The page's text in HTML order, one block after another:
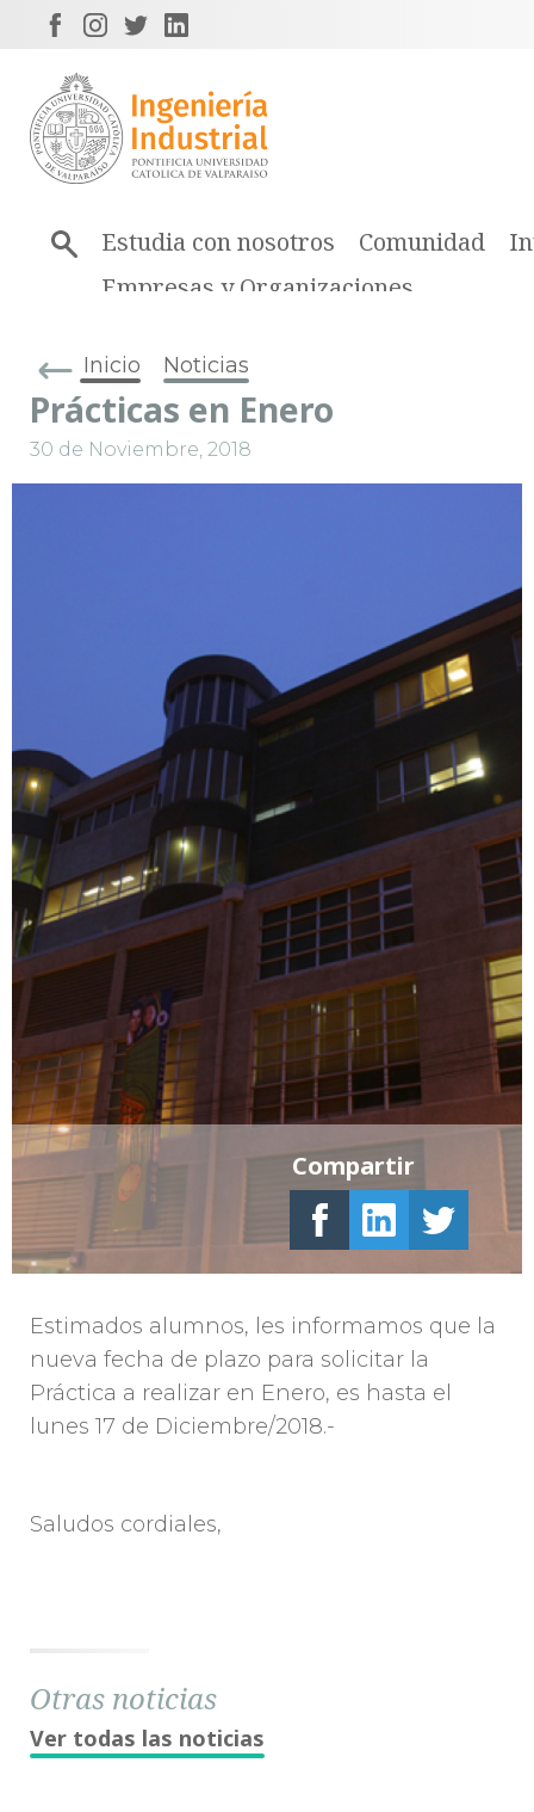
Estudia con nosotros Comunidad
Empresas y Organizaciones
Inicio Noticias
Prácticas en Enero
30 de Noviembre, 2018
Estimados alumnos, les informamos que la
nueva fecha de plazo para solicitar la
Práctica a realizar en Enero, es hasta el
lunes 17 de Diciembre/2018.-
Saludos cordiales,
Compartir
Otras noticias
Ver todas las noticias